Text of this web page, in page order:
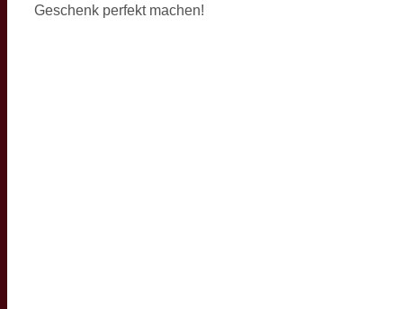
Geschenk perfekt machen!